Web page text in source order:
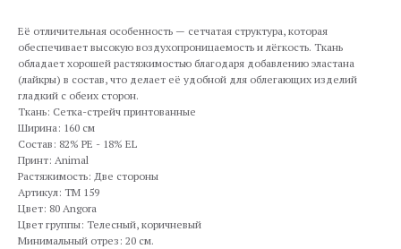
Её отличительная особенность — сетчатая структура, которая
обеспечивает высокую воздухопроницаемость и лёгкость. Ткань
обладает хорошей растяжимостью благодаря добавлению эластана
(лайкры) в состав, что делает её удобной для облегающих изделий
гладкий с обеих сторон.
Ткань: Сетка-стрейч принтованные
Ширина: 160 см
Состав: 82% PE - 18% EL
Принт: Animal
Растяжимость: Две стороны
Артикул: TM 159
Цвет: 80 Angora
Цвет группы: Телесный, коричневый
Минимальный отрез: 20 см.